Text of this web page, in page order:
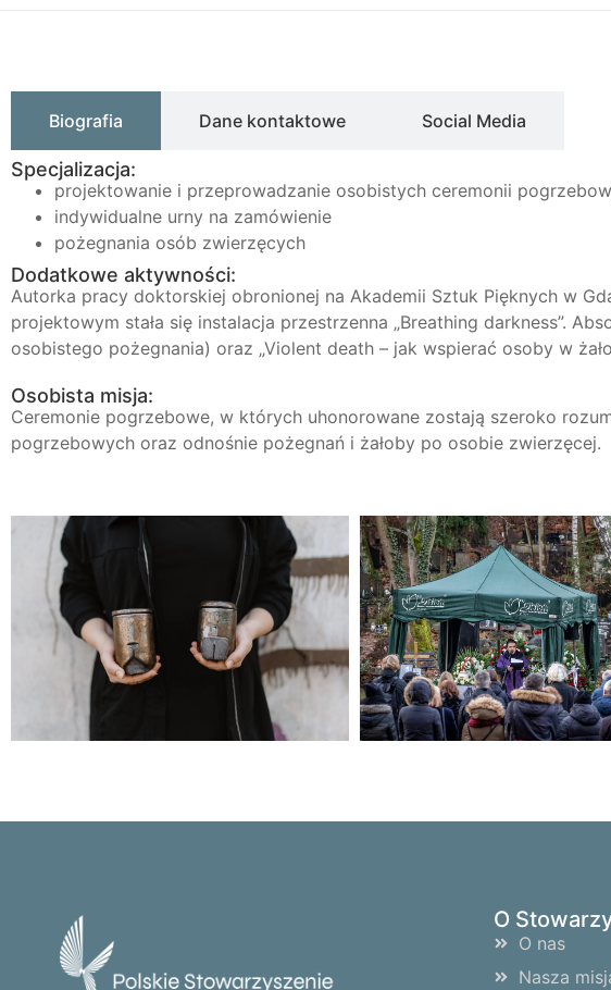
Biografia Dane kontaktowe Social Media
Specjalizacja:
projektowanie i przeprowadzanie osobistych ceremonii
indywidualne urny na zamówienie
pożegnania osób zwierzęcych
Dodatkowe aktywności:
Autorka pracy doktorskiej obronionej na Akademii Sztuk Pięknych w
projektowym stała się instalacja przestrzenna „Breathing darkness”.
osobistego pożegnania) oraz „Violent death – jak wspierać osoby w
Osobista misja:
Ceremonie pogrzebowe, w których uhonorowane zostają szeroko
pogrzebowych oraz odnośnie pożegnań i żałoby po osobie zwierzęcej.
O
O nas
Nasza